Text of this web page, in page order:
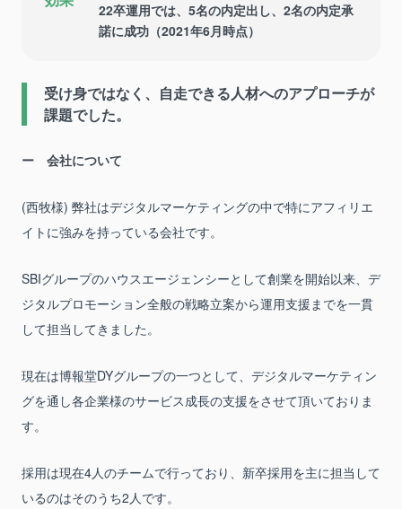
22卒運用では、5名の内定出し、2名の内定承
諾に成功（2021年6月時点）
受け身ではなく、自走できる人材へのアプローチが
課題でした。
会社について
(西牧様) 弊社はデジタルマーケティングの中で特にアフィリエ
イトに強みを持っている会社です。
SBIグループのハウスエージェンシーとして創業を開始以来、デ
ジタルプロモーション全般の戦略立案から運用支援までを一貫
して担当してきました。
現在は博報堂DYグループの一つとして、デジタルマーケティン
グを通し各企業様のサービス成長の支援をさせて頂いておりま
す。
採用は現在4人のチームで行っており、新卒採用を主に担当して
いるのはそのうち2人です。